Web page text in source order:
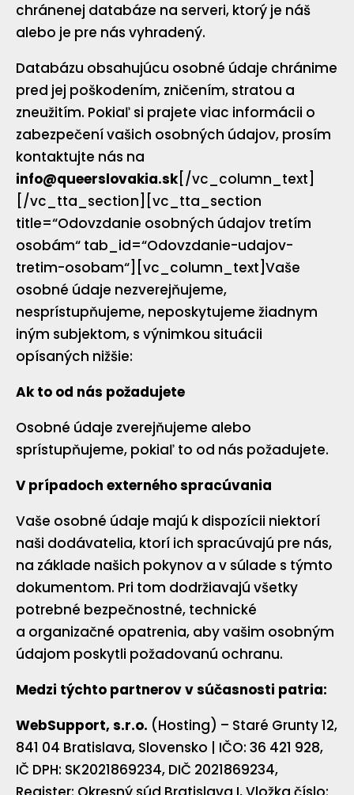
chránenej databáze na serveri, ktorý je náš
alebo je pre nás vyhradený.
Databázu obsahujúcu osobné údaje chránime
pred jej poškodením, zničením, stratou a
zneužitím. Pokiaľ si prajete viac informácii o
zabezpečení vašich osobných údajov, prosím
kontaktujte nás na
info@queerslovakia.sk[/vc_column_text]
[/vc_tta_section][vc_tta_section
title=“Odovzdanie osobných údajov tretím
osobám“ tab_id=“Odovzdanie-udajov-
tretim-osobam“][vc_column_text]Vaše
osobné údaje nezverejňujeme,
nesprístupňujeme, neposkytujeme žiadnym
iným subjektom, s výnimkou situácii
opísaných nižšie:
Ak to od nás požadujete
Osobné údaje zverejňujeme alebo
sprístupňujeme, pokiaľ to od nás požadujete.
V prípadoch externého spracúvania
Vaše osobné údaje majú k dispozícii niektorí
naši dodávatelia, ktorí ich spracúvajú pre nás,
na základe našich pokynov a v súlade s týmto
dokumentom. Pri tom dodržiavajú všetky
potrebné bezpečnostné, technické
a organizačné opatrenia, aby vašim osobným
údajom poskytli požadovanú ochranu.
Medzi týchto partnerov v súčasnosti patria:
WebSupport, s.r.o. (Hosting) – Staré Grunty 12,
841 04 Bratislava, Slovensko | IČO: 36 421 928,
IČ DPH: SK2021869234, DIČ 2021869234,